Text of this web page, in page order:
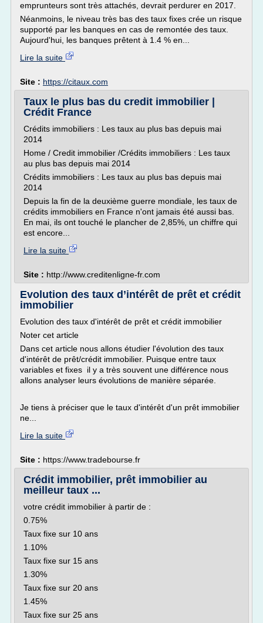
emprunteurs sont très attachés, devrait perdurer en 2017.
Néanmoins, le niveau très bas des taux fixes crée un risque
supporté par les banques en cas de remontée des taux.
Aujourd'hui, les banques prêtent à 1.4 % en...
Lire la suite
Site : https://citaux.com
Taux le plus bas du credit immobilier |
Crédit France
Crédits immobiliers : Les taux au plus bas depuis mai
2014
Home / Credit immobilier /Crédits immobiliers : Les taux
au plus bas depuis mai 2014
Crédits immobiliers : Les taux au plus bas depuis mai
2014
Depuis la fin de la deuxième guerre mondiale, les taux de
crédits immobiliers en France n'ont jamais été aussi bas.
En mai, ils ont touché le plancher de 2,85%, un chiffre qui
est encore...
Lire la suite
Site : http://www.creditenligne-fr.com
Evolution des taux d’intérêt de prêt et crédit
immobilier
Evolution des taux d'intérêt de prêt et crédit immobilier
Noter cet article
Dans cet article nous allons étudier l'évolution des taux
d'intérêt de prêt/crédit immobilier. Puisque entre taux
variables et fixes il y a très souvent une différence nous
allons analyser leurs évolutions de manière séparée.
Je tiens à préciser que le taux d'intérêt d'un prêt immobilier
ne...
Lire la suite
Site : https://www.tradebourse.fr
Crédit immobilier, prêt immobilier au
meilleur taux ...
votre crédit immobilier à partir de :
0.75%
Taux fixe sur 10 ans
1.10%
Taux fixe sur 15 ans
1.30%
Taux fixe sur 20 ans
1.45%
Taux fixe sur 25 ans